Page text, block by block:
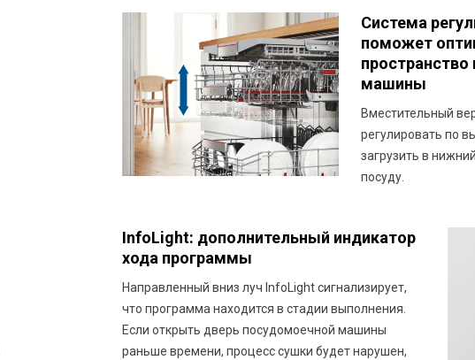
Система
поможет
машины
Вместительный
регулировать по
загрузить в
посуду.
InfoLight: дополнительный индикатор
хода программы
Направленный вниз луч InfoLight сигнализирует,
что программа находится в стадии выполнения.
Если открыть дверь посудомоечной машины
раньше времени, процесс сушки будет нарушен,